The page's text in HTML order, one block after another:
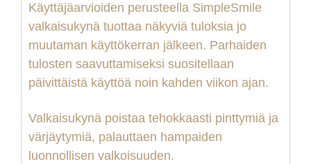
Käyttäjäarvioiden perusteella SimpleSmile
valkaisukynä tuottaa näkyviä tuloksia jo
muutaman käyttökerran jälkeen. Parhaiden
tulosten saavuttamiseksi suositellaan
päivittäistä käyttöä noin kahden viikon ajan.
Valkaisukynä poistaa tehokkaasti pinttymiä ja
värjäytymiä, palauttaen hampaiden
luonnollisen valkoisuuden.